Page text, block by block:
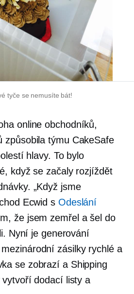
tyče se nemusíte bát!
online obchodníků,
způsobila týmu CakeSafe
hlavy. To bylo
když se začaly rozjíždět
„Když jsme
Ecwid s Odeslání
že jsem zemřel a šel do
Nyní je generování
zásilky rychlé a
se zobrazí a Shipping
dodací listy a